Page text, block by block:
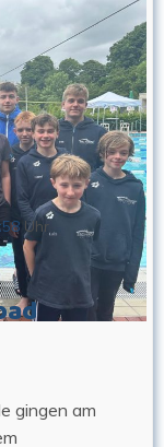
Uhr
gingen am